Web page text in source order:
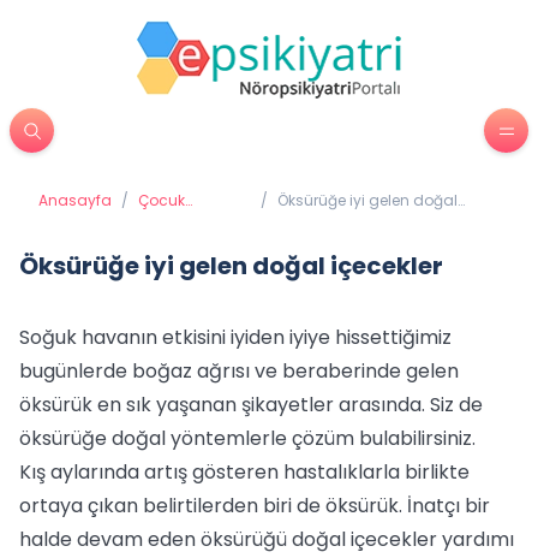
Anasayfa / Çocuk
/ Öksürüğe iyi gelen doğal
Öksürüğe iyi gelen doğal içecekler
Soğuk havanın etkisini iyiden iyiye hissettiğimiz
bugünlerde boğaz ağrısı ve beraberinde gelen
öksürük en sık yaşanan şikayetler arasında. Siz de
öksürüğe doğal yöntemlerle çözüm bulabilirsiniz.
Kış aylarında artış gösteren hastalıklarla birlikte
ortaya çıkan belirtilerden biri de öksürük. İnatçı bir
halde devam eden öksürüğü doğal içecekler yardımı